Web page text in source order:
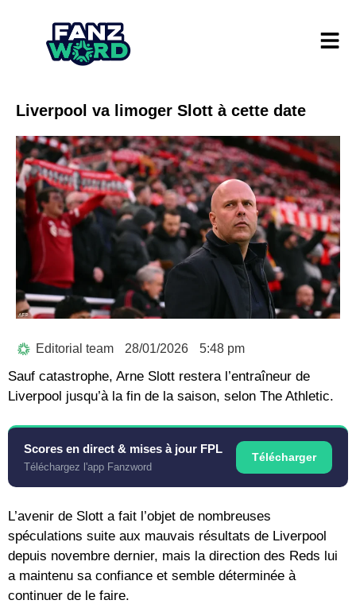
Liverpool va limoger Slott à cette date
Editorial team 28/01/2026 5:48 pm
Sauf catastrophe, Arne Slott restera l’entraîneur de
Liverpool jusqu’à la fin de la saison, selon The Athletic.
Scores en direct & mises à jour FPL
Téléchargez l'app Fanzword
Télécharger
L’avenir de Slott a fait l’objet de nombreuses
spéculations suite aux mauvais résultats de Liverpool
depuis novembre dernier, mais la direction des Reds lui
a maintenu sa confiance et semble déterminée à
continuer de le faire.